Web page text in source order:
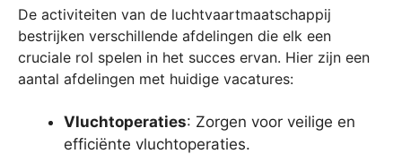
De activiteiten van de luchtvaartmaatschappij
bestrijken verschillende afdelingen die elk een
cruciale rol spelen in het succes ervan. Hier zijn een
aantal afdelingen met huidige vacatures:
Vluchtoperaties: Zorgen voor veilige en
efficiënte vluchtoperaties.